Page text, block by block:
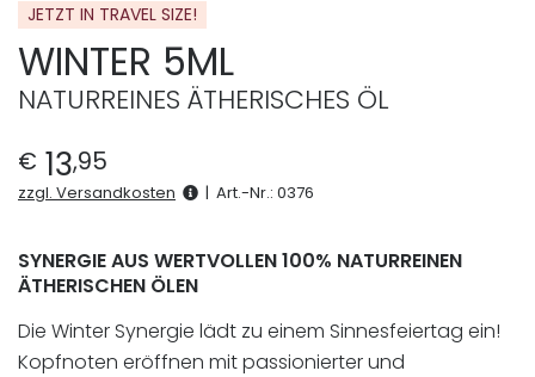
JETZT IN TRAVEL SIZE!
WINTER 5ML
NATURREINES ÄTHERISCHES ÖL
€ 13,95
zzgl. Versandkosten | Art.-Nr.: 0376
SYNERGIE AUS WERTVOLLEN 100% NATURREINEN
ÄTHERISCHEN ÖLEN
Die Winter Synergie lädt zu einem Sinnesfeiertag ein!
Kopfnoten eröffnen mit passionierter und